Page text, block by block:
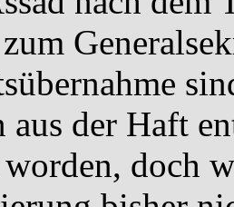
aus der Haft
doch